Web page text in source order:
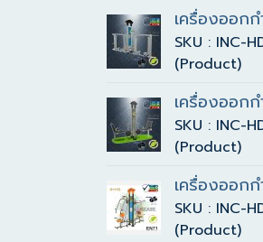
เครื่องออก
SKU : INC-
(Product)
เครื่องออก
SKU : INC-
(Product)
เครื่องออก
SKU : INC-
(Product)